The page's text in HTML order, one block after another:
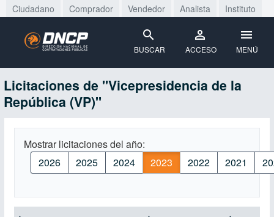
Ciudadano Comprador Vendedor Analista Instituto
BUSCAR ACCESO MENÚ
Licitaciones de "Vicepresidencia de la
República (VP)"
Mostrar licitaciones del año:
2026
2025 2024 2023 2022 2021